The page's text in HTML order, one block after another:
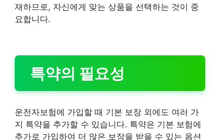
재하므로, 자신에게 맞는 상품을 선택하는 것이 중
요합니다.
특약의 필요성
운전자보험에 가입할 때 기본 보장 외에도 여러 가
지 특약을 추가할 수 있습니다. 특약은 기본 보험에
추가로 가입하여 더 많은 보장을 받을 수 있는 옵션